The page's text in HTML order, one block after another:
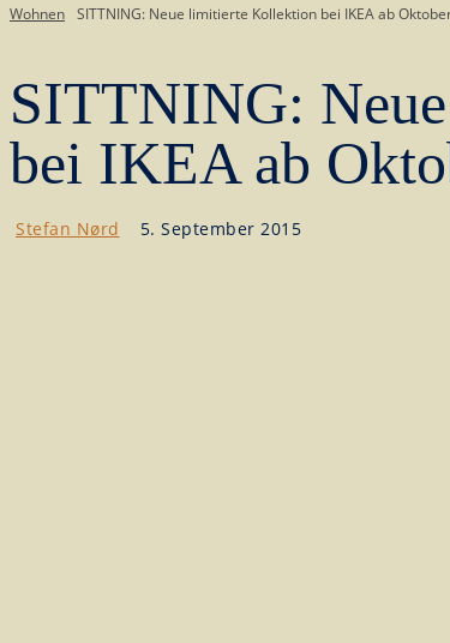
Wohnen SITTNING: Neue limitierte Kollektion bei IKEA ab
SITTNING:
bei IKEA ab
Stefan Nørd 5. September 2015